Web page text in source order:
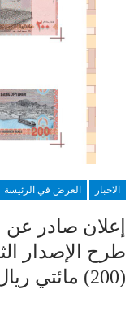
الاخبار العرض في الرئيسة
إعلان صادر عن
طرح الإصدار
(200) مائتي ريال للتداول